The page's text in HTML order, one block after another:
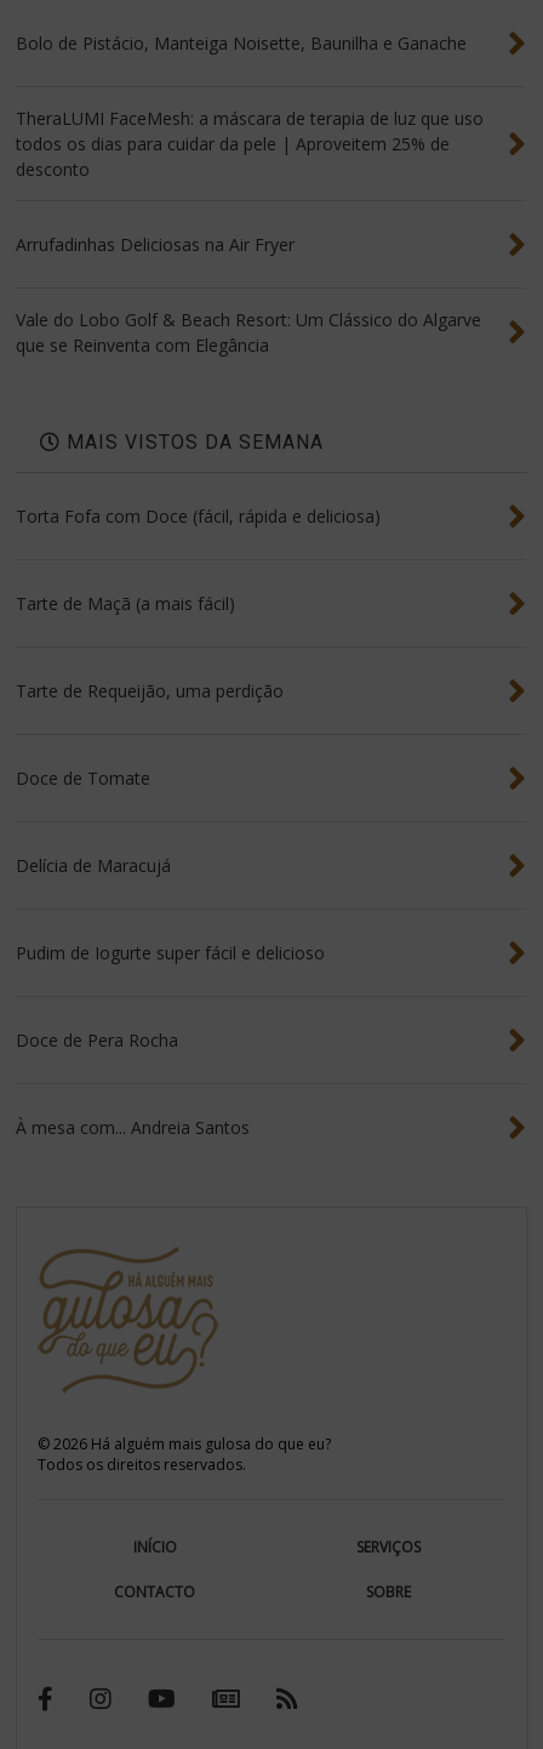
Bolo de Pistácio, Manteiga Noisette, Baunilha e Ganache
TheraLUMI FaceMesh: a máscara de terapia de luz que uso
todos os dias para cuidar da pele | Aproveitem 25% de
desconto
Arrufadinhas Deliciosas na Air Fryer
Vale do Lobo Golf & Beach Resort: Um Clássico do Algarve
que se Reinventa com Elegância
MAIS VISTOS DA SEMANA
Torta Fofa com Doce (fácil, rápida e deliciosa)
Tarte de Maçã (a mais fácil)
Tarte de Requeijão, uma perdição
Doce de Tomate
Delícia de Maracujá
Pudim de Iogurte super fácil e delicioso
Doce de Pera Rocha
À mesa com... Andreia Santos
©2026 Há alguém mais gulosa do que eu?
Todos os direitos reservados.
INÍCIO SERVIÇOS
CONTACTO SOBRE